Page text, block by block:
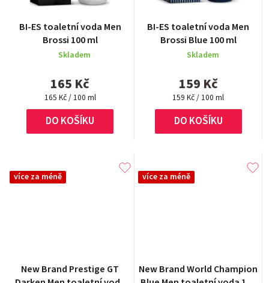
BI-ES toaletní voda Men
Brossi 100 ml
hodnocení
produktu
je
z
5
hvězdiček.
Skladem
165 Kč
Měrná
cena:
165 Kč / 100 ml
DO KOŠÍKU
BI-ES toaletní voda Men
Brossi Blue 100 ml
hodnocení
produktu
je
z
5
hvězdiček.
Skladem
159 Kč
Měrná
cena:
159 Kč / 100 ml
DO KOŠÍKU
více za méně
New Brand Prestige GT
hodnocení
více za méně
New Brand World Champion
hodnocení